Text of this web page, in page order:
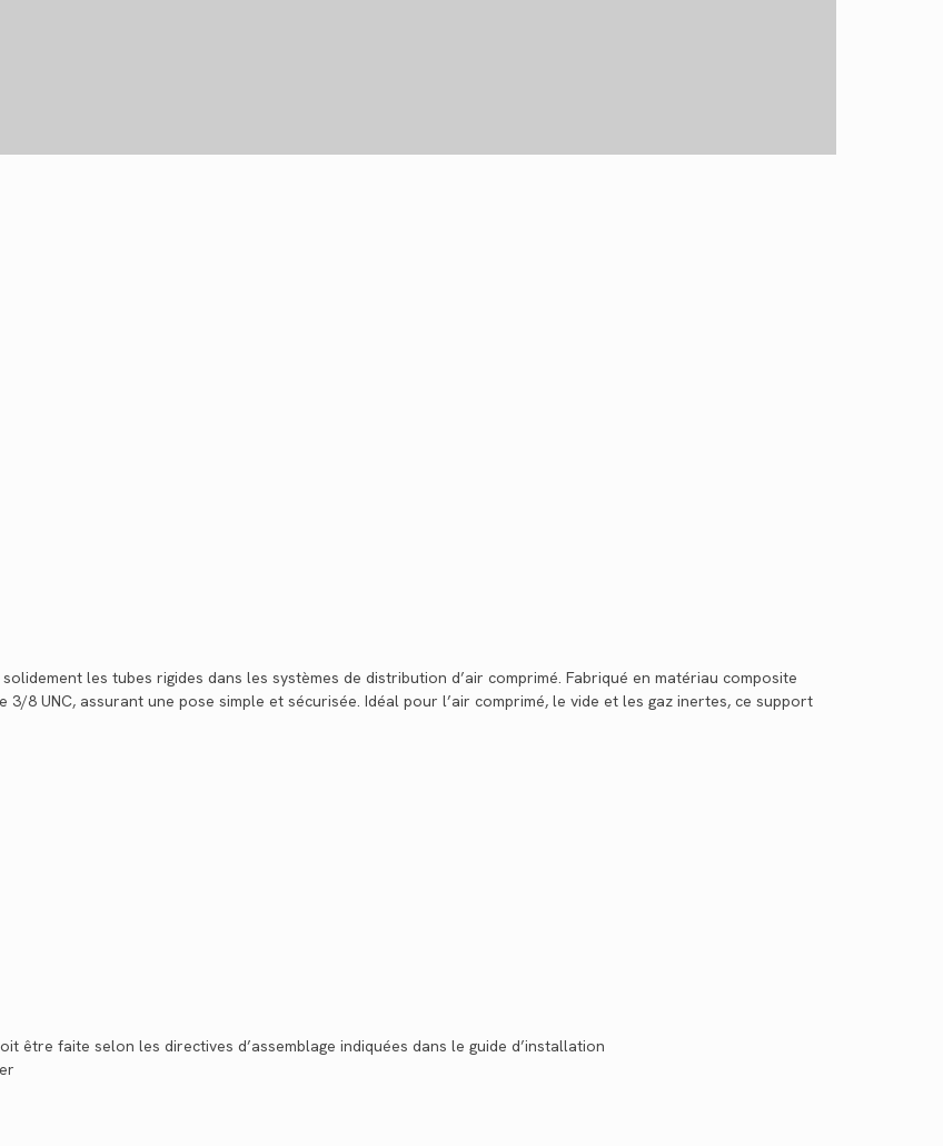
les tubes rigides dans les systèmes de distribution d’air comprimé. Fabriqué en matériau composite
UNC, assurant une pose simple et sécurisée. Idéal pour l’air comprimé, le vide et les gaz inertes, ce support
être faite selon les directives d’assemblage indiquées dans le guide d’installation